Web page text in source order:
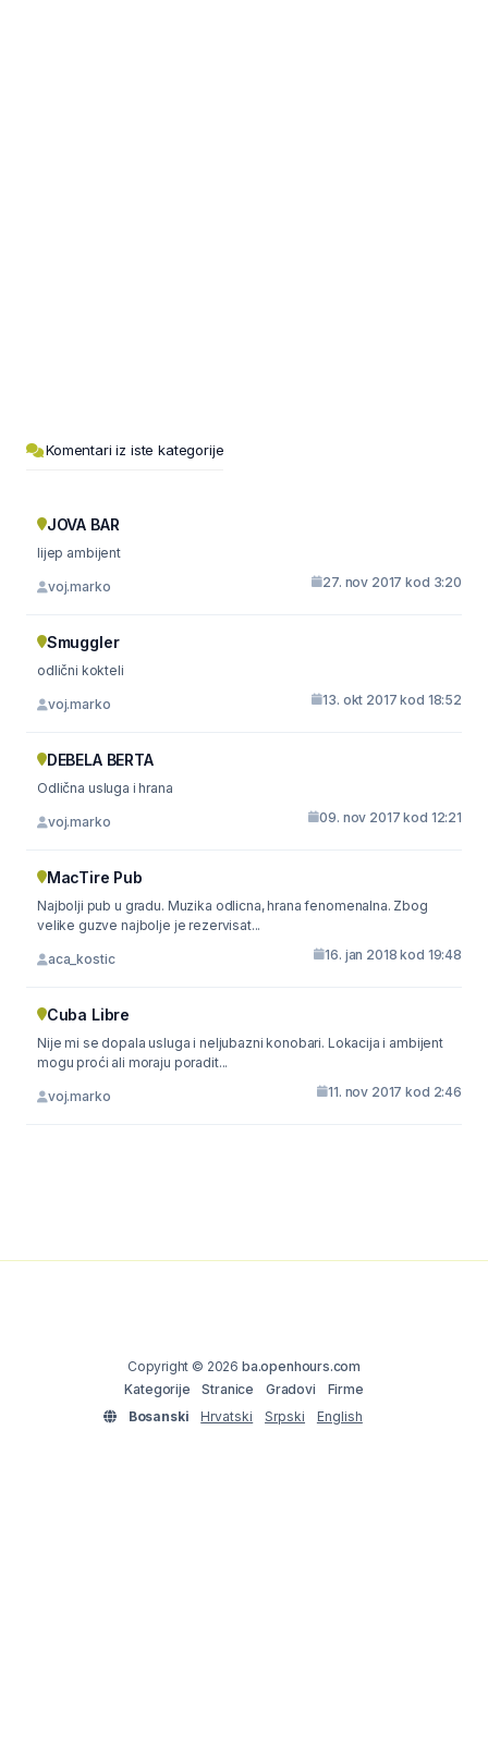
Komentari iz iste kategorije
JOVA BAR
lijep ambijent
voj.marko 27. nov 2017 kod 3:20
Smuggler
odlični kokteli
voj.marko 13. okt 2017 kod 18:52
DEBELA BERTA
Odlična usluga i hrana
voj.marko 09. nov 2017 kod 12:21
MacTire Pub
Najbolji pub u gradu. Muzika odlicna, hrana fenomenalna. Zbog
velike guzve najbolje je rezervisat...
aca_kostic 16. jan 2018 kod 19:48
Cuba Libre
Nije mi se dopala usluga i neljubazni konobari. Lokacija i ambijent
mogu proći ali moraju poradit...
voj.marko 11. nov 2017 kod 2:46
Copyright © 2026 ba.openhours.com
Kategorije
Stranice Gradovi
Firme
Bosanski
Hrvatski Srpski English